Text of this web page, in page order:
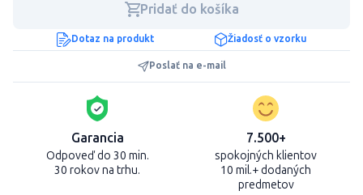
Pridať do košíka
Dotaz na produkt Žiadosť o vzorku
Poslať na e-mail
Garancia
Odpoveď do 30 min.
30 rokov na trhu.
7.500+
spokojných klientov
10 mil.+ dodaných
predmetov